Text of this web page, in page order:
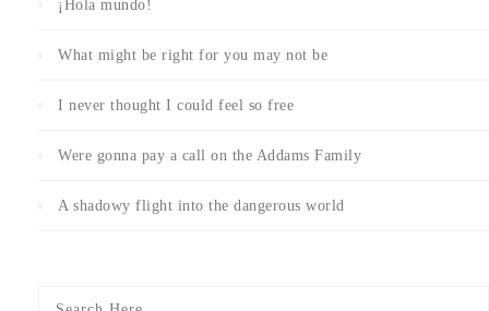
¡Hola mundo!
What might be right for you may not be
I never thought I could feel so free
Were gonna pay a call on the Addams Family
A shadowy flight into the dangerous world